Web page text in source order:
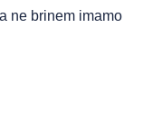
ne brinem imamo